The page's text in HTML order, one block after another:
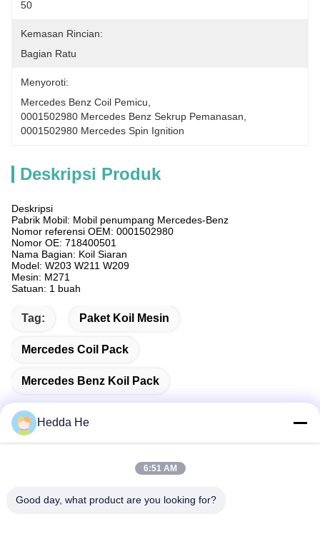
50
Kemasan Rincian:
Bagian Ratu
Menyoroti:
Mercedes Benz Coil Pemicu
0001502980 Mercedes Benz Sekrup Pemanasan
0001502980 Mercedes Spin Ignition
Deskripsi Produk
Deskripsi
Pabrik Mobil: Mobil penumpang Mercedes-Benz
Nomor referensi OEM: 0001502980
Nomor OE: 718400501
Nama Bagian: Koil Siaran
Model: W203 W211 W209
Mesin: M271
Satuan: 1 buah
Tag: Paket Koil Mesin
Mercedes Coil Pack
Mercedes Benz Koil Pack
Alamat
Hedda He
6:51 AM
Good day, what product are you looking for?